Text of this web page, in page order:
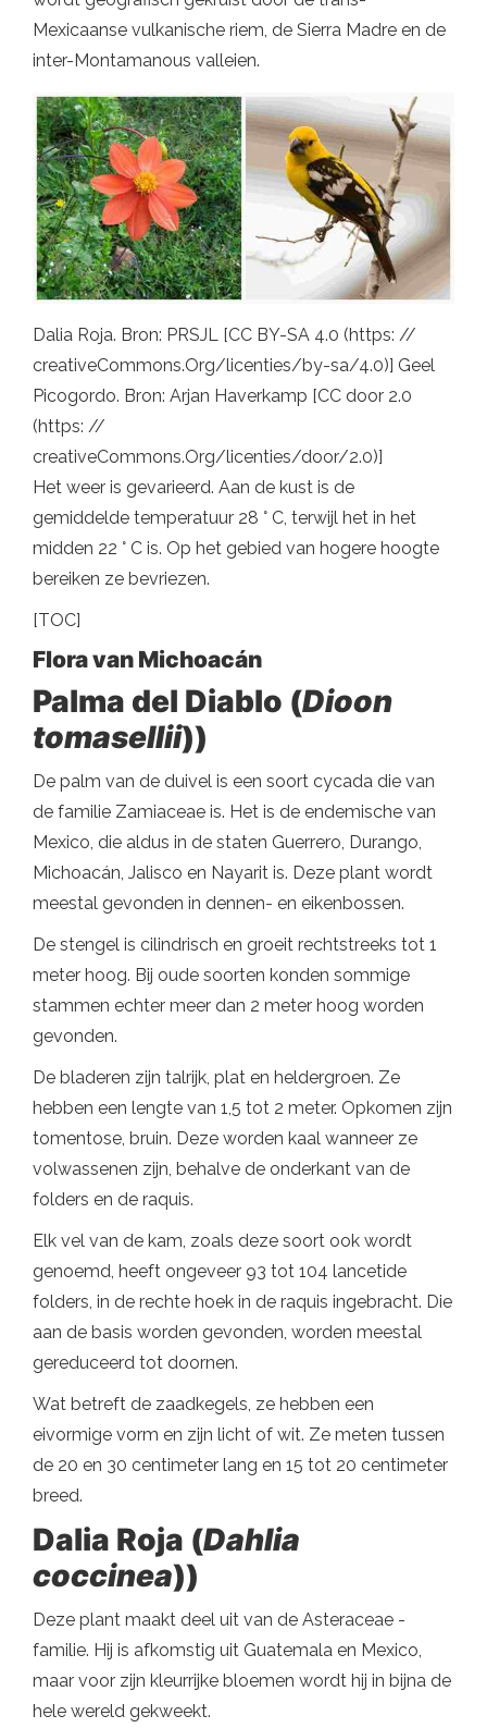
Mexicaanse vulkanische riem, de Sierra Madre en de
inter-Montamanous valleien.
Dalia Roja. Bron: PRSJL [CC BY-SA 4.0 (https: //
creativeCommons.Org/licenties/by-sa/4.0)] Geel
Picogordo. Bron: Arjan Haverkamp [CC door 2.0
(https: //
creativeCommons.Org/licenties/door/2.0)]
Het weer is gevarieerd. Aan de kust is de
gemiddelde temperatuur 28 ° C, terwijl het in het
midden 22 ° C is. Op het gebied van hogere hoogte
bereiken ze bevriezen.
[TOC]
Flora van Michoacán
Palma del Diablo (Dioon
tomasellii))
De palm van de duivel is een soort cycada die van
de familie Zamiaceae is. Het is de endemische van
Mexico, die aldus in de staten Guerrero, Durango,
Michoacán, Jalisco en Nayarit is. Deze plant wordt
meestal gevonden in dennen- en eikenbossen.
De stengel is cilindrisch en groeit rechtstreeks tot 1
meter hoog. Bij oude soorten konden sommige
stammen echter meer dan 2 meter hoog worden
gevonden.
De bladeren zijn talrijk, plat en heldergroen. Ze
hebben een lengte van 1,5 tot 2 meter. Opkomen zijn
tomentose, bruin. Deze worden kaal wanneer ze
volwassenen zijn, behalve de onderkant van de
folders en de raquis.
Elk vel van de kam, zoals deze soort ook wordt
genoemd, heeft ongeveer 93 tot 104 lancetide
folders, in de rechte hoek in de raquis ingebracht. Die
aan de basis worden gevonden, worden meestal
gereduceerd tot doornen.
Wat betreft de zaadkegels, ze hebben een
eivormige vorm en zijn licht of wit. Ze meten tussen
de 20 en 30 centimeter lang en 15 tot 20 centimeter
breed.
Dalia Roja (Dahlia
coccinea))
Deze plant maakt deel uit van de Asteraceae -
familie. Hij is afkomstig uit Guatemala en Mexico,
maar voor zijn kleurrijke bloemen wordt hij in bijna de
hele wereld gekweekt.